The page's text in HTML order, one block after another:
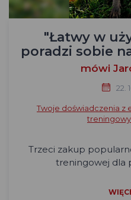
"Łatwy w
poradzi sobie
mówi
22.
Twoje doświadczenia z
Trzeci zakup
treningowej dla